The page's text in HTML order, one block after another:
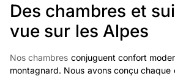
Des chambres et
vue sur les Alpes
Nos chambres conjuguent confort
montagnard. Nous avons conçu chaque